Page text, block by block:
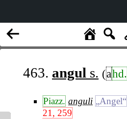
463. angul s. (ahd.
Piazz. anguli „Angel“
21, 259